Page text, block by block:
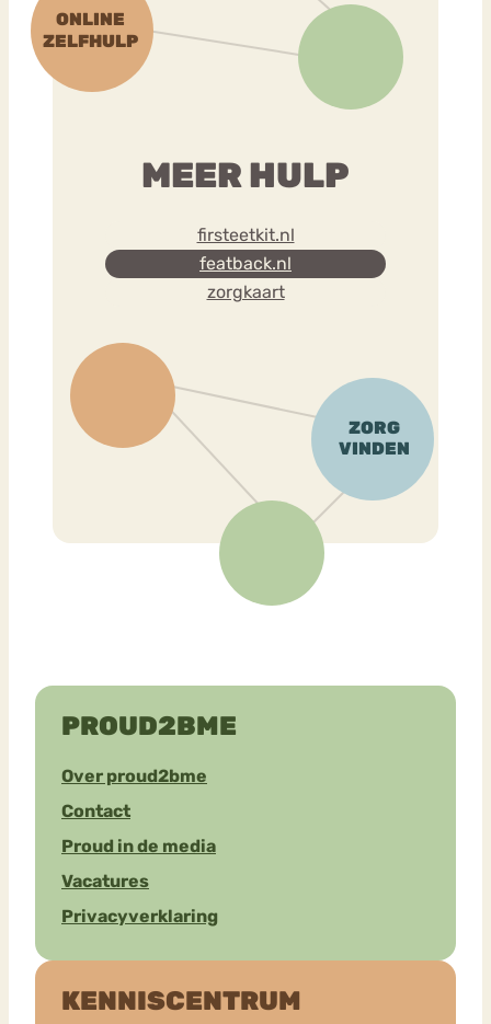
MEER HULP
firsteetkit.nl
featback.nl
zorgkaart
PROUD2BME
Over proud2bme
Contact
Proud in de media
Vacatures
Privacyverklaring
KENNISCENTRUM